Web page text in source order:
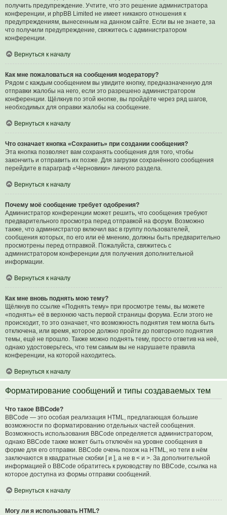
получить предупреждение. Учтите, что это решение администратора
конференции, и phpBB Limited не имеет никакого отношения к
предупреждениям, вынесенным на данном сайте. Если вы не знаете, за
что получили предупреждение, свяжитесь с администратором
конференции.
Вернуться к началу
Как мне пожаловаться на сообщения модератору?
Рядом с каждым сообщением вы увидите кнопку, предназначенную для
отправки жалобы на него, если это разрешено администратором
конференции. Щёлкнув по этой кнопке, вы пройдёте через ряд шагов,
необходимых для оправки жалобы на сообщение.
Вернуться к началу
Что означает кнопка «Сохранить» при создании сообщения?
Эта кнопка позволяет вам сохранять сообщения для того, чтобы
закончить и отправить их позже. Для загрузки сохранённого сообщения
перейдите в параграф «Черновики» личного раздела.
Вернуться к началу
Почему моё сообщение требует одобрения?
Администратор конференции может решить, что сообщения требуют
предварительного просмотра перед отправкой на форум. Возможно
также, что администратор включил вас в группу пользователей,
сообщения которых, по его или её мнению, должны быть предварительно
просмотрены перед отправкой. Пожалуйста, свяжитесь с
администратором конференции для получения дополнительной
информации.
Вернуться к началу
Как мне вновь поднять мою тему?
Щёлкнув по ссылке «Поднять тему» при просмотре темы, вы можете
«поднять» её в верхнюю часть первой страницы форума. Если этого не
происходит, то это означает, что возможность поднятия тем могла быть
отключена, или время, которое должно пройти до повторного поднятия
темы, ещё не прошло. Также можно поднять тему, просто ответив на неё,
однако удостоверьтесь, что тем самым вы не нарушаете правила
конференции, на которой находитесь.
Вернуться к началу
Форматирование сообщений и типы создаваемых тем
Что такое BBCode?
BBCode — это особая реализация HTML, предлагающая большие
возможности по форматированию отдельных частей сообщения.
Возможность использования BBCode определяется администратором,
однако BBCode также может быть отключён на уровне сообщения в
форме для его отправки. BBCode очень похож на HTML, но теги в нём
заключаются в квадратные скобки [ и ], а не в < и >. За дополнительной
информацией о BBCode обратитесь к руководству по BBCode, ссылка на
которое доступна из формы отправки сообщений.
Вернуться к началу
Могу ли я использовать HTML?